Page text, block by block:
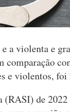
a violenta e
comparação
e violentos,
de